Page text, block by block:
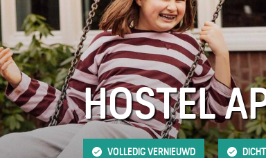
MEER
FAQ
Contact
HOSTEL
VOLLEDIG VERNIEUWD